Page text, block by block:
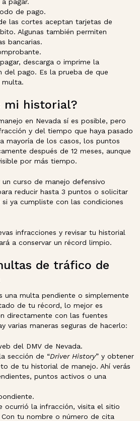
de pago.
las cortes aceptan tarjetas de
Algunas también permiten
bancarias.
descarga o imprime la
del pago. Es la prueba de que
multa.
mi historial?
en Nevada sí es posible, pero
y del tiempo que haya pasado
mayoría de los casos, los puntos
después de 12 meses, aunque
por más tiempo.
curso de manejo defensivo
reducir hasta 3 puntos o solicitar
ya cumpliste con las condiciones
infracciones y revisar tu historial
a conservar un récord limpio.
de tráfico de
una multa pendiente o simplemente
de tu récord, lo mejor es
directamente con las fuentes
varias maneras seguras de hacerlo:
del DMV de Nevada.
sección de “Driver History” y obtener
de tu historial de manejo. Ahí verás
puntos activos o una
ocurrió la infracción, visita el sitio
tu nombre o número de cita